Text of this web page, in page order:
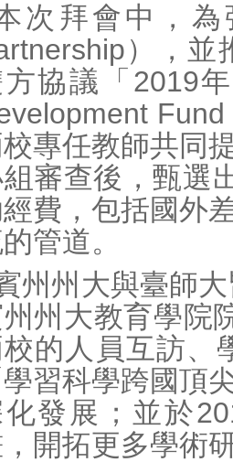
次拜會中，為
），
協議「2019
專任教師共同
審查後，甄選
費，包括國外
管道。
州州大與臺師
州大教育學院
的人員互訪、
學習科學跨國頂
化發展；並於
開拓更多學術